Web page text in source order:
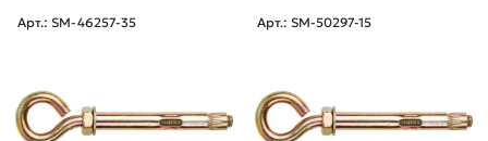
Арт.: SM-46257-35 Арт.: SM-50297-15